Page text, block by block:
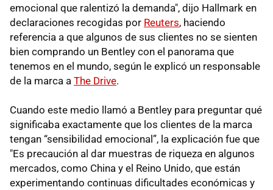
emocional que ralentizó la demanda", dijo Hallmark en
declaraciones recogidas por Reuters, haciendo
referencia a que algunos de sus clientes no se sienten
bien comprando un Bentley con el panorama que
tenemos en el mundo, según le explicó un responsable
de la marca a The Drive.
Cuando este medio llamó a Bentley para preguntar qué
significaba exactamente que los clientes de la marca
tengan “sensibilidad emocional”, la explicación fue que
"Es precaución al dar muestras de riqueza en algunos
mercados, como China y el Reino Unido, que están
experimentando continuas dificultades económicas y